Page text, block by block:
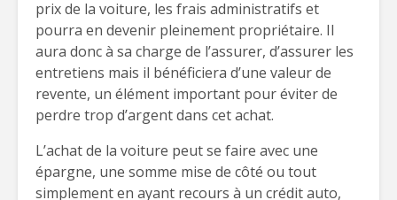
prix de la voiture, les frais administratifs et
pourra en devenir pleinement propriétaire. Il
aura donc à sa charge de l’assurer, d’assurer les
entretiens mais il bénéficiera d’une valeur de
revente, un élément important pour éviter de
perdre trop d’argent dans cet achat.
L’achat de la voiture peut se faire avec une
épargne, une somme mise de côté ou tout
simplement en ayant recours à un crédit auto,